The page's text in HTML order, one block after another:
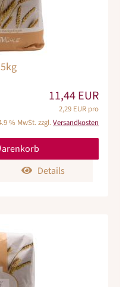
11,44 EUR
2,29 EUR pro
% MwSt. zzgl.Versandkosten
Details